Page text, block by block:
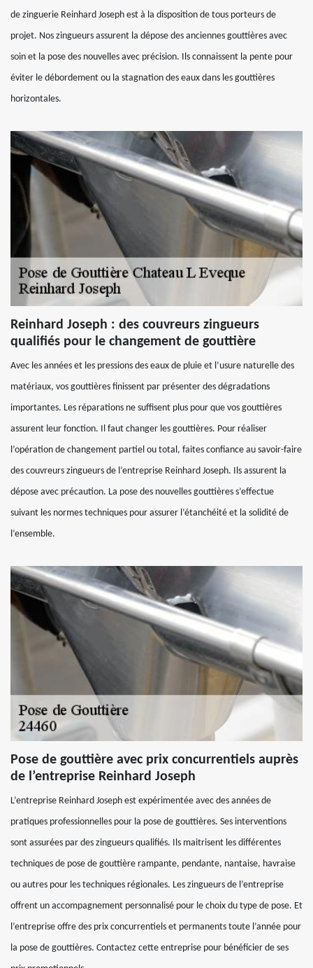
de zinguerie Reinhard Joseph est à la disposition de tous porteurs de
projet. Nos zingueurs assurent la dépose des anciennes gouttières avec
soin et la pose des nouvelles avec précision. Ils connaissent la pente pour
éviter le débordement ou la stagnation des eaux dans les gouttières
horizontales.
Reinhard Joseph : des couvreurs zingueurs
qualifiés pour le changement de gouttière
Avec les années et les pressions des eaux de pluie et l’usure naturelle des
matériaux, vos gouttières finissent par présenter des dégradations
importantes. Les réparations ne suffisent plus pour que vos gouttières
assurent leur fonction. Il faut changer les gouttières. Pour réaliser
l’opération de changement partiel ou total, faites confiance au savoir-faire
des couvreurs zingueurs de l’entreprise Reinhard Joseph. Ils assurent la
dépose avec précaution. La pose des nouvelles gouttières s’effectue
suivant les normes techniques pour assurer l’étanchéité et la solidité de
l’ensemble.
Pose de gouttière avec prix concurrentiels auprès
de l’entreprise Reinhard Joseph
L’entreprise Reinhard Joseph est expérimentée avec des années de
pratiques professionnelles pour la pose de gouttières. Ses interventions
sont assurées par des zingueurs qualifiés. Ils maitrisent les différentes
techniques de pose de gouttière rampante, pendante, nantaise, havraise
ou autres pour les techniques régionales. Les zingueurs de l’entreprise
offrent un accompagnement personnalisé pour le choix du type de pose. Et
l’entreprise offre des prix concurrentiels et permanents toute l’année pour
la pose de gouttières. Contactez cette entreprise pour bénéficier de ses